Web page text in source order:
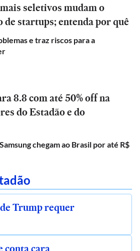
seletivos mudam o
de startups; entenda por quê
e traz riscos para a
8.8 com até 50% off na
do Estadão e do
chegam ao Brasil por até R$
Trump requer